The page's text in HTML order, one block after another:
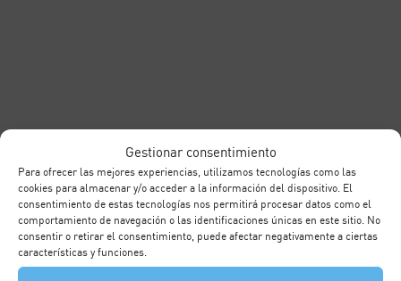
Gestionar consentimiento
Para ofrecer las mejores experiencias, utilizamos tecnologías como las
cookies para almacenar y/o acceder a la información del dispositivo. El
consentimiento de estas tecnologías nos permitirá procesar datos como el
comportamiento de navegación o las identificaciones únicas en este sitio. No
consentir o retirar el consentimiento, puede afectar negativamente a ciertas
características y funciones.